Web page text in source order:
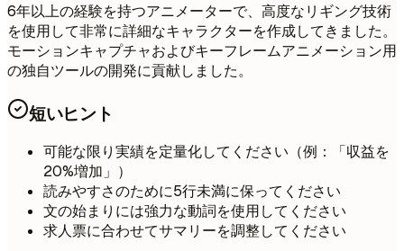
6年以上の経験を持つアニメーターで、高度なリギング技術
を使用して非常に詳細なキャラクターを作成してきました。
モーションキャプチャおよびキーフレームアニメーション用
の独自ツールの開発に貢献しました。
短いヒント
可能な限り実績を定量化してください（例：「収益を
20%増加」）
読みやすさのために5行未満に保ってください
文の始まりには強力な動詞を使用してください
求人票に合わせてサマリーを調整してください